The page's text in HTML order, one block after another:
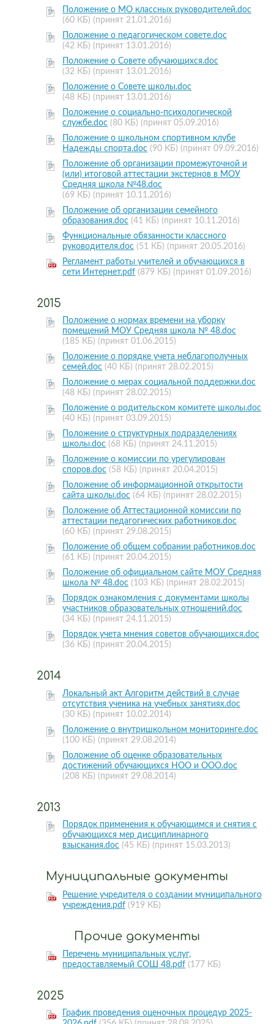
Положение о МО классных руководителей.doc
(60 КБ) (принят 21.01.2016)
Положение о педагогическом совете.doc
(42 КБ) (принят 13.01.2016)
Положение о Совете обучающихся.doc
(32 КБ) (принят 13.01.2016)
Положение о Совете школы.doc
(48 КБ) (принят 13.01.2016)
Положение о социально-психологической
службе.doc (80 КБ) (принят 05.09.2016)
Положение о школьном спортивном клубе
Надежды спорта.doc (90 КБ) (принят 09.09.2016)
Положение об организации промежуточной и
(или) итоговой аттестации экстернов в МОУ
Средняя школа №48.doc
(69 КБ) (принят 10.11.2016)
Положение об организации семейного
образования.doc (41 КБ) (принят 10.11.2016)
Функциональные обязанности классного
руководителя.doc (51 КБ) (принят 20.05.2016)
Регламент работы учителей и обучающихся в
сети Интернет.pdf (879 КБ) (принят 01.09.2016)
2015
Положение о нормах времени на уборку
помещений МОУ Средняя школа № 48.doc
(185 КБ) (принят 01.06.2015)
Положение о порядке учета неблагополучных
семей.doc (40 КБ) (принят 28.02.2015)
Положение о мерах социальной поддержки.doc
(48 КБ) (принят 28.02.2015)
Положение о родительском комитете школы.doc
(40 КБ) (принят 03.09.2015)
Положение о структурных подразделениях
школы.doc (68 КБ) (принят 24.11.2015)
Положение о комиссии по урегулирован
споров.doc (58 КБ) (принят 20.04.2015)
Положение об информационной открытости
сайта школы.doc (64 КБ) (принят 28.02.2015)
Положение об Аттестационной комиссии по
аттестации педагогических работников.doc
(60 КБ) (принят 29.08.2015)
Положение об общем собрании работников.doc
(61 КБ) (принят 20.04.2015)
Положение об официальном сайте МОУ Средняя
школа № 48.doc (103 КБ) (принят 28.02.2015)
Порядок ознакомления с документами школы
участников образовательных отношений.doc
(34 КБ) (принят 24.11.2015)
Порядок учета мнения советов обучающихся.doc
(36 КБ) (принят 20.04.2015)
2014
Локальный акт Алгоритм действий в случае
отсутствия ученика на учебных занятиях.doc
(30 КБ) (принят 10.02.2014)
Положение о внутришкольном мониторинге.doc
(100 КБ) (принят 29.08.2014)
Положение об оценке образовательных
достижений обучающихся НОО и ООО.doc
(208 КБ) (принят 29.08.2014)
2013
Порядок применения к обучающимся и снятия с
обучающихся мер дисциплинарного
взыскания.doc (45 КБ) (принят 15.03.2013)
Муниципальные документы
Решение учредителя о создании муниципального
учреждения.pdf (919 КБ)
Прочие документы
Перечень муниципальных услуг,
предоставляемый СОШ 48.pdf (177 КБ)
2025
График проведения оценочных процедур 2025-